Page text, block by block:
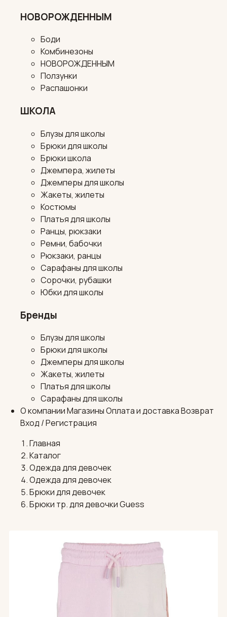
НОВОРОЖДЕННЫМ
Боди
Комбинезоны
НОВОРОЖДЕННЫМ
Ползунки
Распашонки
ШКОЛА
Блузы для школы
Брюки для школы
Брюки школа
Джемпера, жилеты
Джемперы для школы
Жакеты, жилеты
Костюмы
Платья для школы
Ранцы, рюкзаки
Ремни, бабочки
Рюкзаки, ранцы
Сарафаны для школы
Сорочки, рубашки
Юбки для школы
Бренды
Блузы для школы
Брюки для школы
Джемперы для школы
Жакеты, жилеты
Платья для школы
Сарафаны для школы
О компанииМагазиныОплата и доставкаВозврат
Вход / Регистрация
Главная
Каталог
Одежда для девочек
Одежда для девочек
Брюки для девочек
Брюки тр. для девочки Guess